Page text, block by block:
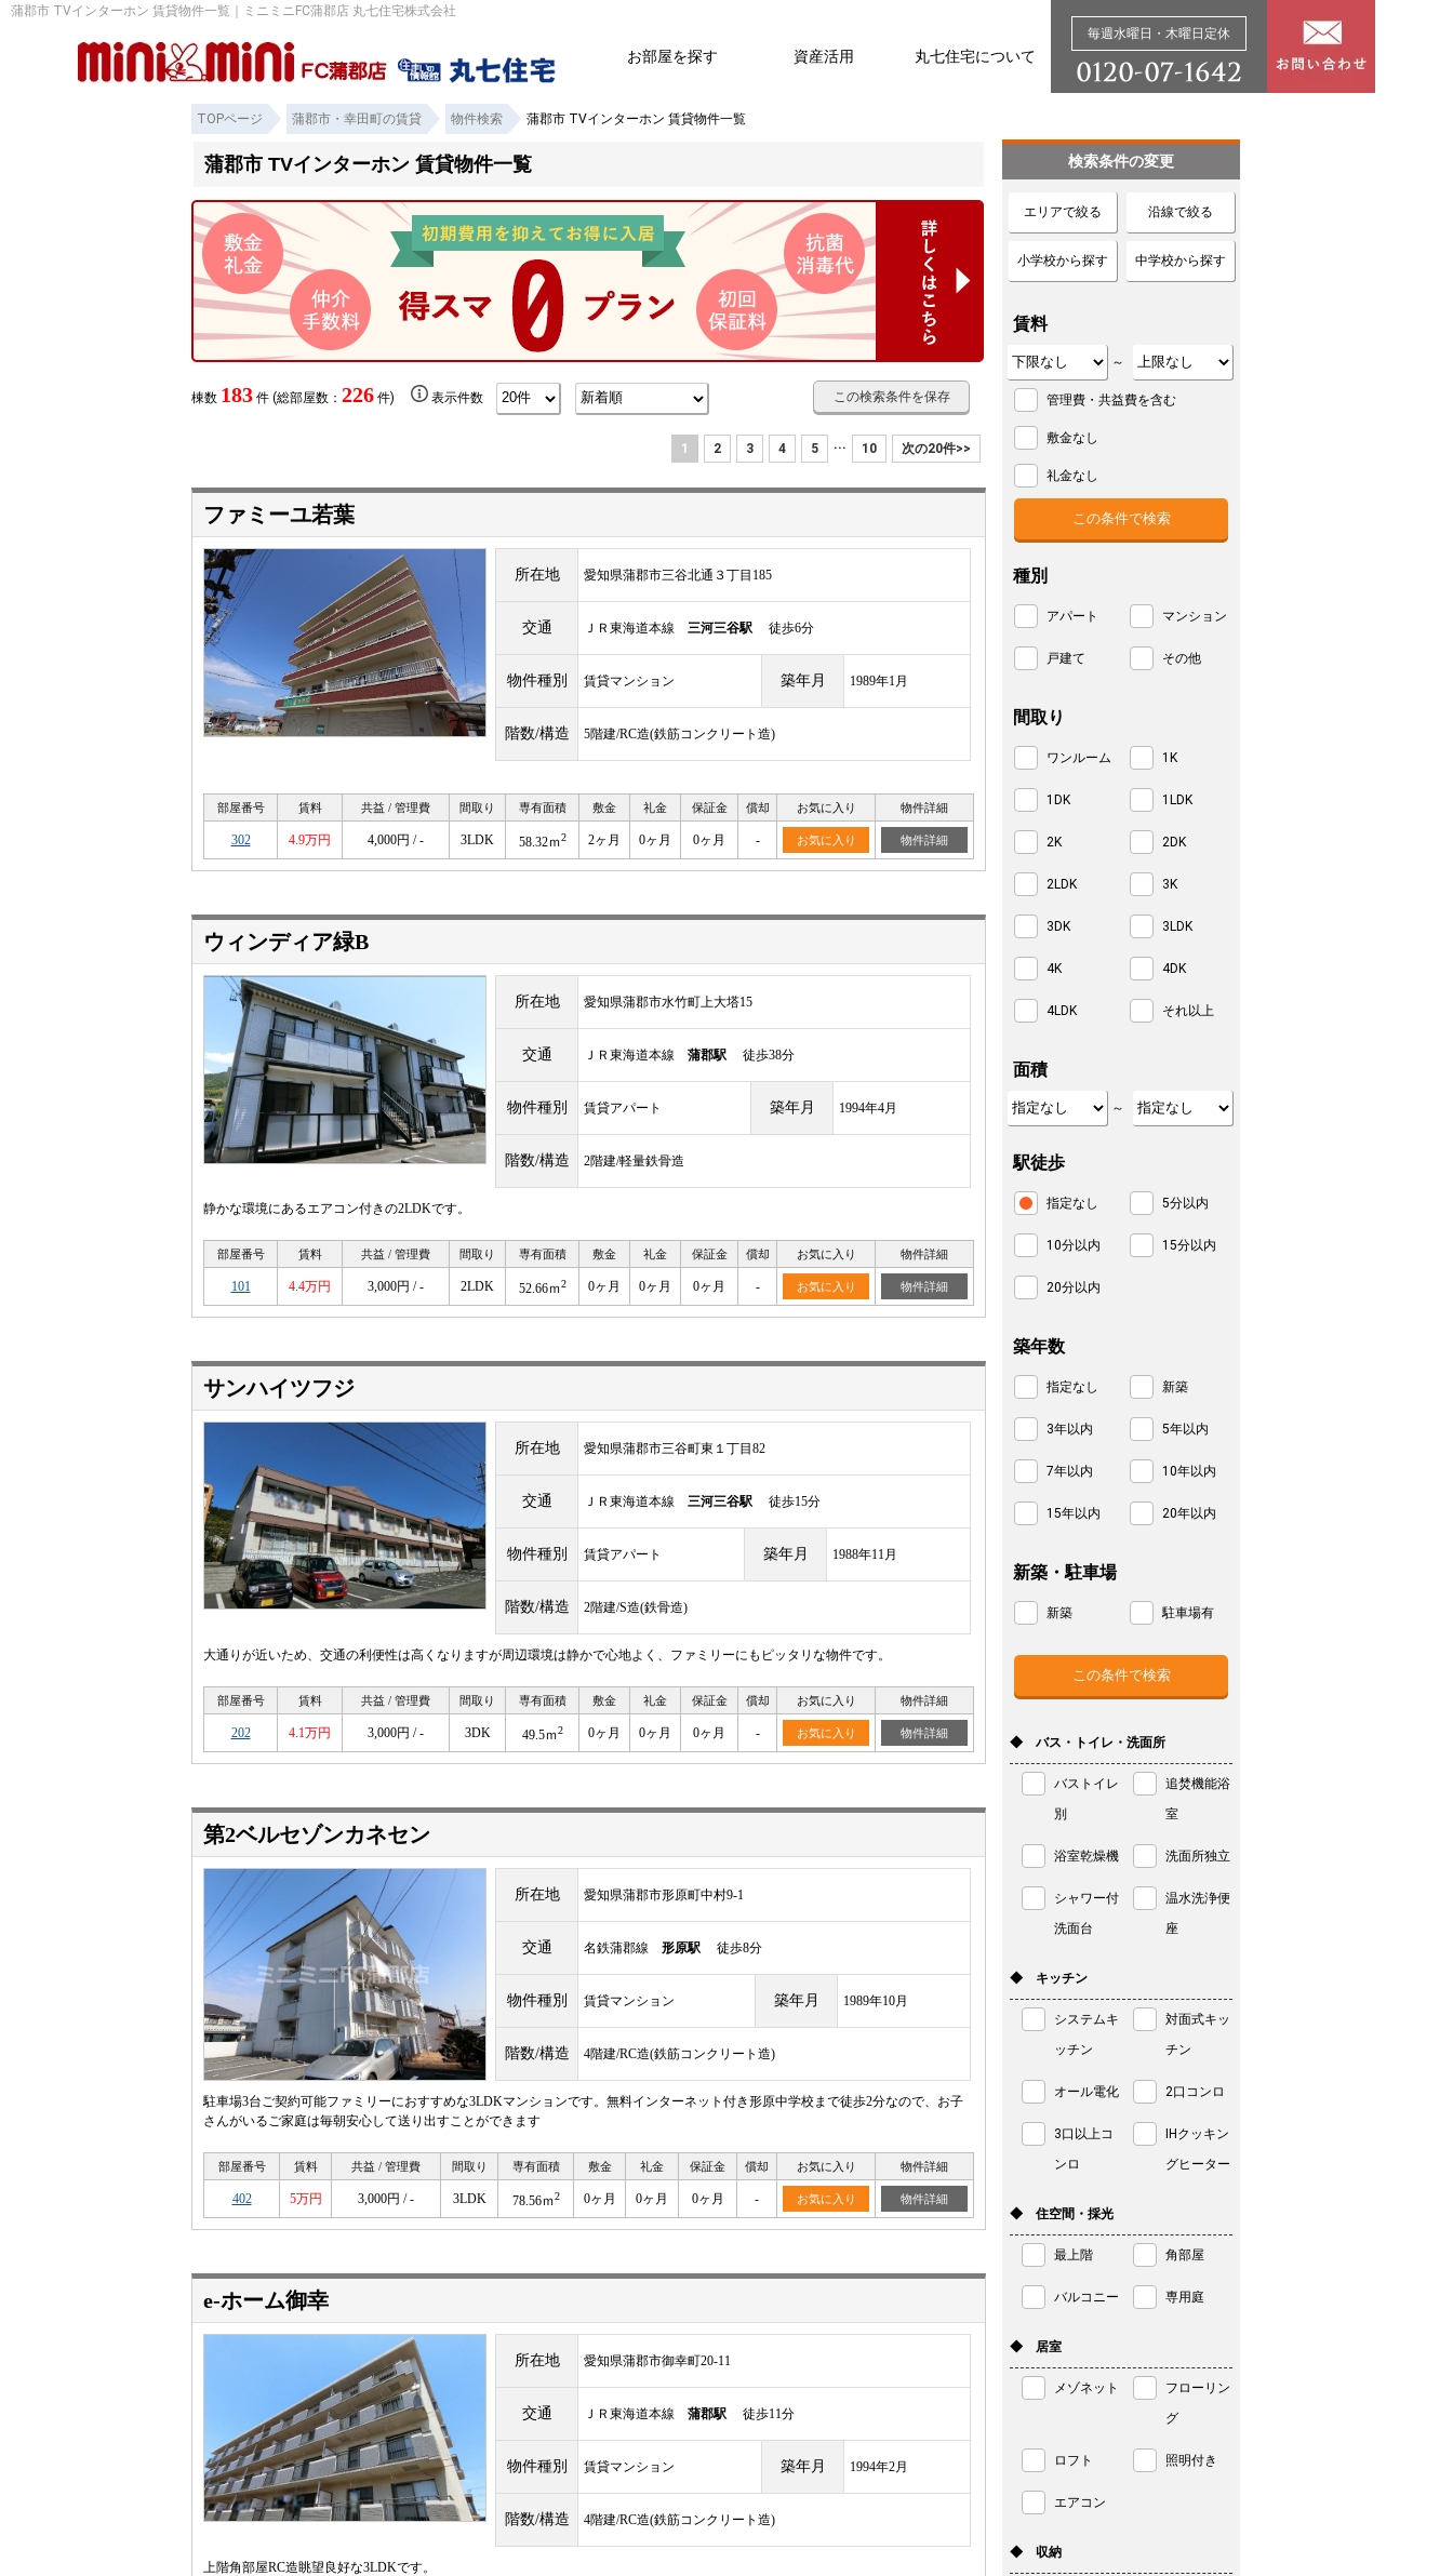
蒲郡市 TVインターホン 賃貸物件一覧｜ミニミニFC蒲郡店 丸七住宅株式会社
お部屋を探す 資産活用 丸七住宅について
毎週水曜日・木曜日定休
TOPページ 蒲郡市・幸田町の賃貸 物件検索 蒲郡市 TVインターホン 賃貸物件一覧
蒲郡市 TVインターホン 賃貸物件一覧
棟数 183 件 (総部屋数： 226 件) 表示件数 この検索条件を保存
1 2 3 4 5 ... 10 次の20件>>
ファミーユ若葉
所在地 愛知県蒲郡市三谷北通３丁目185
交通 ＪＲ東海道本線 三河三谷駅 徒歩6分
物件種別 賃貸マンション 築年月 1989年1月
階数/構造 5階建/RC造(鉄筋コンクリート造)
部屋番号 賃料 共益 / 管理費 間取り 専有面積 敷金 礼金 保証金 償却 お気に入り 物件詳細
302 4.9万円 4,000円 / - 3LDK 58.32ｍ2 2ヶ月 0ヶ月 0ヶ月 - お気に入り 物件詳細
ウィンディア緑B
所在地 愛知県蒲郡市水竹町上大塔15
交通 ＪＲ東海道本線 蒲郡駅 徒歩38分
物件種別 賃貸アパート 築年月 1994年4月
階数/構造 2階建/軽量鉄骨造
静かな環境にあるエアコン付きの2LDKです。
部屋番号 賃料 共益 / 管理費 間取り 専有面積 敷金 礼金 保証金 償却 お気に入り 物件詳細
101 4.4万円 3,000円 / - 2LDK 52.66ｍ2 0ヶ月 0ヶ月 0ヶ月 - お気に入り 物件詳細
サンハイツフジ
所在地 愛知県蒲郡市三谷町東１丁目82
交通 ＪＲ東海道本線 三河三谷駅 徒歩15分
物件種別 賃貸アパート 築年月 1988年11月
階数/構造 2階建/S造(鉄骨造)
大通りが近いため、交通の利便性は高くなりますが周辺環境は静かで心地よく、ファミリーにもピッタリな物件です。
部屋番号 賃料 共益 / 管理費 間取り 専有面積 敷金 礼金 保証金 償却 お気に入り 物件詳細
202 4.1万円 3,000円 / - 3DK 49.5ｍ2 0ヶ月 0ヶ月 0ヶ月 - お気に入り 物件詳細
第2ベルセゾンカネセン
所在地 愛知県蒲郡市形原町中村9-1
交通 名鉄蒲郡線 形原駅 徒歩8分
物件種別 賃貸マンション 築年月 1989年10月
階数/構造 4階建/RC造(鉄筋コンクリート造)
駐車場3台ご契約可能ファミリーにおすすめな3LDKマンションです。無料インターネット付き形原中学校まで徒歩2分なので、お子
さんがいるご家庭は毎朝安心して送り出すことができます
部屋番号 賃料 共益 / 管理費 間取り 専有面積 敷金 礼金 保証金 償却 お気に入り 物件詳細
402 5万円 3,000円 / - 3LDK 78.56ｍ2 0ヶ月 0ヶ月 0ヶ月 - お気に入り 物件詳細
e-ホーム御幸
所在地 愛知県蒲郡市御幸町20-11
交通 ＪＲ東海道本線 蒲郡駅 徒歩11分
物件種別 賃貸マンション 築年月 1994年2月
階数/構造 4階建/RC造(鉄筋コンクリート造)
上階角部屋RC造眺望良好な3LDKです。
検索条件の変更
エリアで絞る 沿線で絞る
小学校から探す 中学校から探す
賃料
～
管理費・共益費を含む
敷金なし
礼金なし
種別
アパート マンション
戸建て その他
間取り
ワンルーム 1K
1DK 1LDK
2K 2DK
2LDK 3K
3DK 3LDK
4K 4DK
4LDK それ以上
面積
～
駅徒歩
指定なし 5分以内
10分以内 15分以内
20分以内
築年数
指定なし 新築
3年以内 5年以内
7年以内 10年以内
15年以内 20年以内
新築・駐車場
新築 駐車場有
◆ バス・トイレ・洗面所
バストイレ
別
追焚機能浴
室
浴室乾燥機 洗面所独立
シャワー付
洗面台
温水洗浄便
座
◆ キッチン
システムキ
ッチン
対面式キッ
チン
オール電化 2口コンロ
3口以上コ
ンロ
IHクッキン
グヒーター
◆ 住空間・採光
最上階 角部屋
バルコニー 専用庭
◆ 居室
メゾネット
フローリン
グ
ロフト 照明付き
エアコン
◆ 収納